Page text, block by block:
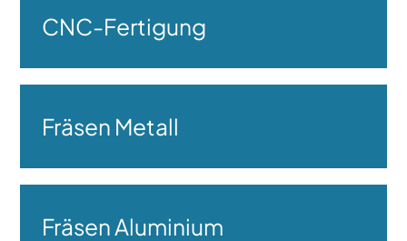
CNC-Fertigung
Fräsen Metall
Fräsen Aluminium